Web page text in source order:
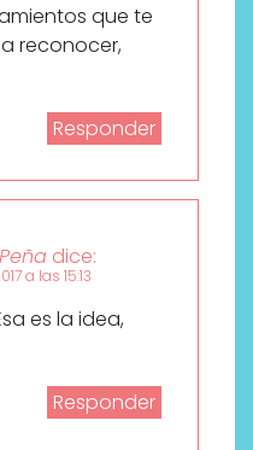
que te
reconocer,
Responder
dice:
a las 15:13
es la idea,
Responder